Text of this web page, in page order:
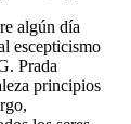
algún día
escepticismo
Prada
principios